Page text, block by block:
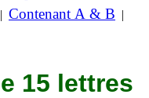
| Contenant A & B |
15 lettres